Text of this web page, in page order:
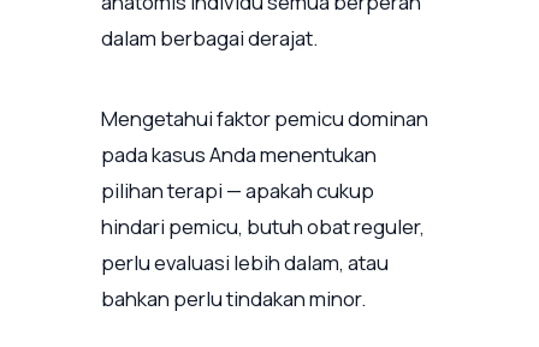
dalam berbagai derajat.
Mengetahui faktor pemicu dominan
pada kasus Anda menentukan
pilihan terapi — apakah cukup
hindari pemicu, butuh obat reguler,
perlu evaluasi lebih dalam, atau
bahkan perlu tindakan minor.